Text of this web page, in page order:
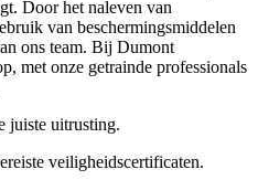
Door het naleven van
van beschermingsmiddelen
ons team. Bij Dumont
met onze getrainde professionals
juiste uitrusting.
veiligheidscertificaten.